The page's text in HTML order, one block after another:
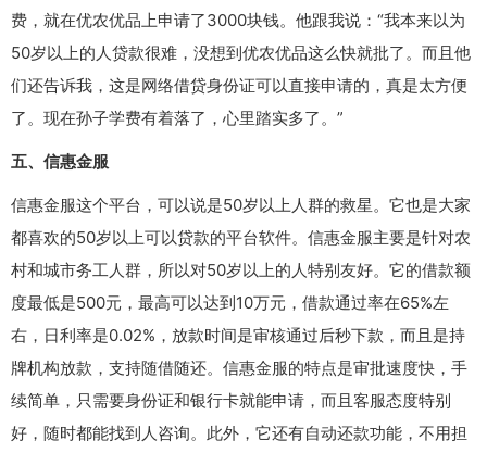
费，就在优农优品上申请了3000块钱。他跟我说：“我本来以为
50岁以上的人贷款很难，没想到优农优品这么快就批了。而且他
们还告诉我，这是网络借贷身份证可以直接申请的，真是太方便
了。现在孙子学费有着落了，心里踏实多了。”
五、信惠金服
信惠金服这个平台，可以说是50岁以上人群的救星。它也是大家
都喜欢的50岁以上可以贷款的平台软件。信惠金服主要是针对农
村和城市务工人群，所以对50岁以上的人特别友好。它的借款额
度最低是500元，最高可以达到10万元，借款通过率在65%左
右，日利率是0.02%，放款时间是审核通过后秒下款，而且是持
牌机构放款，支持随借随还。信惠金服的特点是审批速度快，手
续简单，只需要身份证和银行卡就能申请，而且客服态度特别
好，随时都能找到人咨询。此外，它还有自动还款功能，不用担